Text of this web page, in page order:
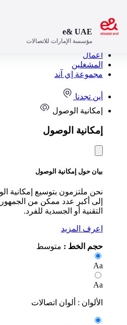
إي آند
تجدنا
الوصول
الوصول
حول إمكانية الوصول
ملتزمون بتوسيع إمكانية الوصول إلى
أكبر عدد ممكن من الجمهور، وبغض
أو الجسدية للفرد.
المزيد
الخط :متوسط
: ألوان اتصالات
e& UAE
مؤسسة الإمارات للاتصالات